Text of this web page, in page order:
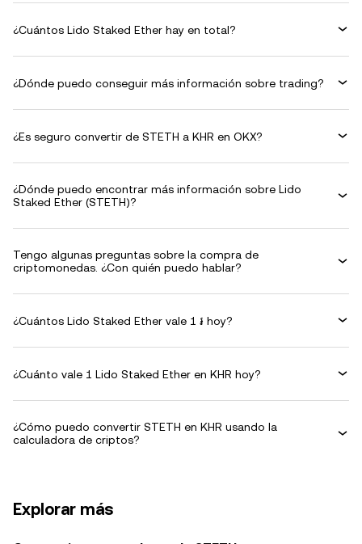
¿Cuántos Lido Staked Ether hay en total?
¿Dónde puedo conseguir más información sobre trading?
¿Es seguro convertir de STETH a KHR en OKX?
¿Dónde puedo encontrar más información sobre Lido
Staked Ether (STETH)?
Tengo algunas preguntas sobre la compra de
criptomonedas. ¿Con quién puedo hablar?
¿Cuántos Lido Staked Ether vale 1 ៛ hoy?
¿Cuánto vale 1 Lido Staked Ether en KHR hoy?
¿Cómo puedo convertir STETH en KHR usando la
calculadora de criptos?
Explorar más